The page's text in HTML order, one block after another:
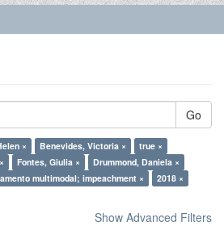
Go
× Benevides, Victoria ×
true ×
Fontes, Giulia ×
Drummond, Daniela ×
multimodal; impeachment ×
2018 ×
Show Advanced Filters